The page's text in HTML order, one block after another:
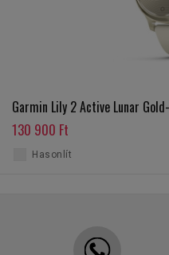
Garmin Lily 2 Active Lunar
130 900 Ft
Hasonlít